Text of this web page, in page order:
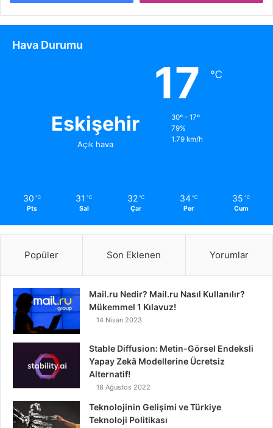
Hava Durumu
Eskişehir
Açık hava
17 ℃
30º - 17º
79%
1.79 km/h
30 ℃
Pts
31 ℃
Sal
32 ℃
Çar
34 ℃
Per
35 ℃
Cum
Popüler Son Eklenen Yorumlar
Mail.ru Nedir? Mail.ru Nasıl Kullanılır?
Mükemmel 1 Kılavuz!
14 Nisan 2023
Stable Diffusion: Metin-Görsel Endeksli
Yapay Zekâ Modellerine Ücretsiz
Alternatif!
18 Ağustos 2022
Teknolojinin Gelişimi ve Türkiye
Teknoloji Politikası